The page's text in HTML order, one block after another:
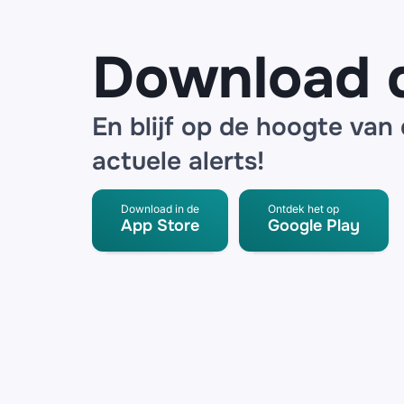
Download
En blijf op de hoogte van
actuele alerts!
Download in de
App Store
Ontdek het op
Google Play